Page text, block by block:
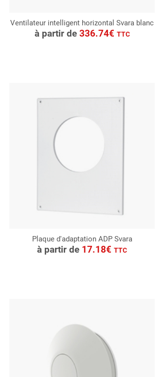
Ventilateur intelligent horizontal Svara blanc
à partir de 336.74€ TTC
CONSULTER
Demande de devis
Plaque d'adaptation ADP Svara
à partir de 17.18€TTC
CONSULTER
Demande de devis